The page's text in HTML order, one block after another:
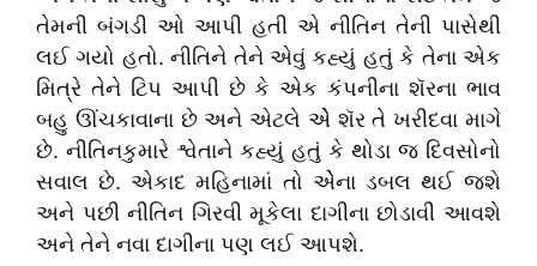
તેમની બંગડી ઓ આપી હતી એ નીતિન તેની પાસેથી
લઈ ગયો હતો. નીતિને તેને એવું કહ્યું હતું કે તેના એક
મિત્રે તેને ટિપ આપી છે કે એક કંપનીના શૅરના ભાવ
બહુ ઊંચકાવાના છે અને એટલે એે શૅર તે ખરીદવા માગે
છે. નીતિનકુમારે શ્વેતાને કહ્યું હતું કે થોડા જ દિવસોનો
સવાલ છે. એકાદ મહિનામાં તો એેના ડબલ થઈ જશે
અને પછી નીતિન ગિરવી મૂકેલા દાગીના છોડાવી આવશે
અને તેને નવા દાગીના પણ લઈ આપશે.